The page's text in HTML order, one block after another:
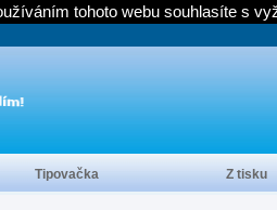
Tipovačka Z tisku
tohoto webu souhlasíte s